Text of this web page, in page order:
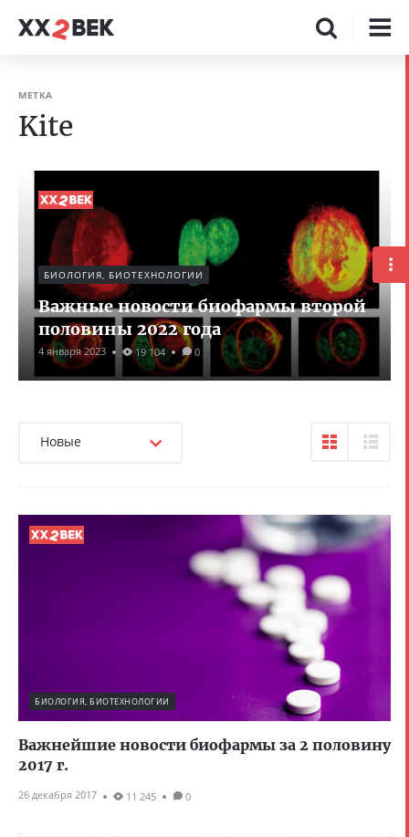
МЕТКА
Kite
БИОЛОГИЯ, БИОТЕХНОЛОГИИ
Важные новости биофармы второй
половины 2022 года
4 января 2023 19 104 0
Новые
БИОЛОГИЯ, БИОТЕХНОЛОГИИ
Важнейшие новости биофармы за 2 половину
2017 г.
26 декабря 2017 11 245 0